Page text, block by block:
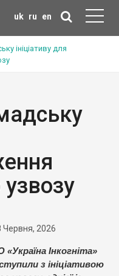
uk ru en
ініціативу для
узвозу
Червня, 2026
Інкогніта»
з ініціативою